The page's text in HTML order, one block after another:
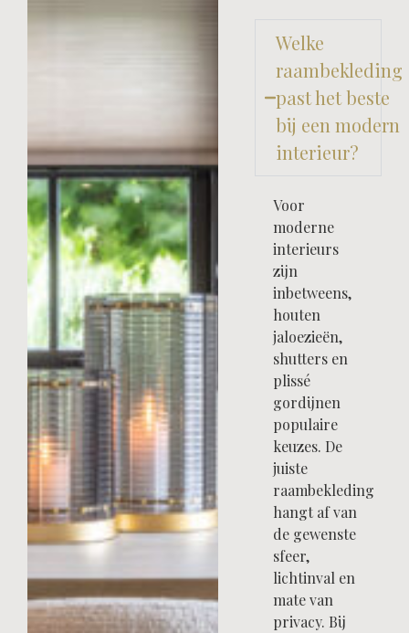
Welke
raambekleding
past het beste
bij een modern
interieur?
Voor
moderne
interieurs
zijn
inbetweens,
houten
jaloezieën,
shutters en
plissé
gordijnen
populaire
keuzes. De
juiste
raambekleding
hangt af van
de gewenste
sfeer,
lichtinval en
mate van
privacy. Bij